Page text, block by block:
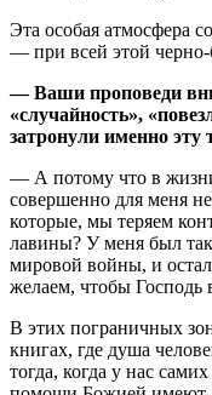
Эта особая атмосфера
— при всей этой черно-
— Ваши проповеди
«случайность»,
затронули именно эту
— А потому что в жизни
совершенно для меня
которые, мы теряем
лавины? У меня был
мировой войны, и
желаем, чтобы Господь
В этих пограничных
книгах, где душа
тогда, когда у нас